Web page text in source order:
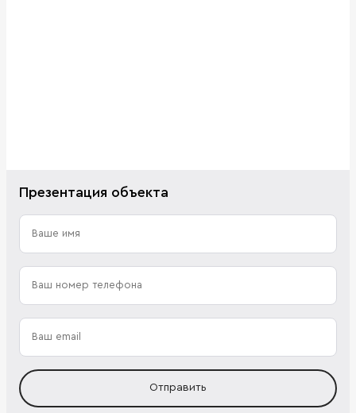
Презентация объекта
Отправить